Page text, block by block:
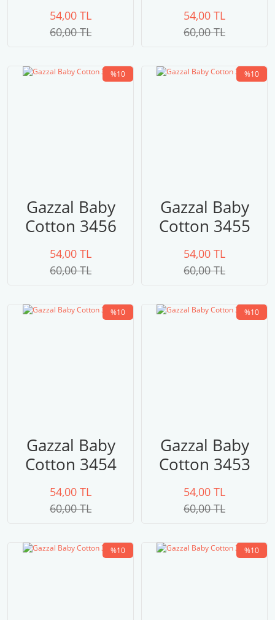
54,00 TL
60,00 TL
54,00 TL
60,00 TL
%10
Gazzal Baby
Cotton 3456
54,00 TL
60,00 TL
%10
Gazzal Baby
Cotton 3455
54,00 TL
60,00 TL
%10
Gazzal Baby
Cotton 3454
54,00 TL
60,00 TL
%10
Gazzal Baby
Cotton 3453
54,00 TL
60,00 TL
%10 %10